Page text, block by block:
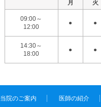
月 火
09:00～
12:00
● ●
14:30～
18:00
● ●
当院のご案内 医師の紹介